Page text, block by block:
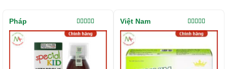
Được xếp
hạng5.00
sao
Pháp
Được xếp
hạng5.00
Việt Nam